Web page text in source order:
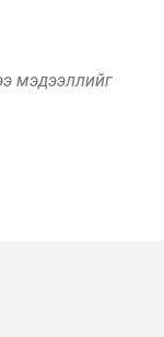
мэдээллийг